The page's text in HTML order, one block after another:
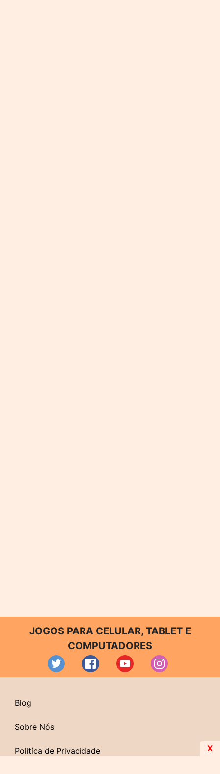
JOGOS PARA CELULAR, TABLET E
COMPUTADORES
Blog
Sobre Nós
Politíca de Privacidade X